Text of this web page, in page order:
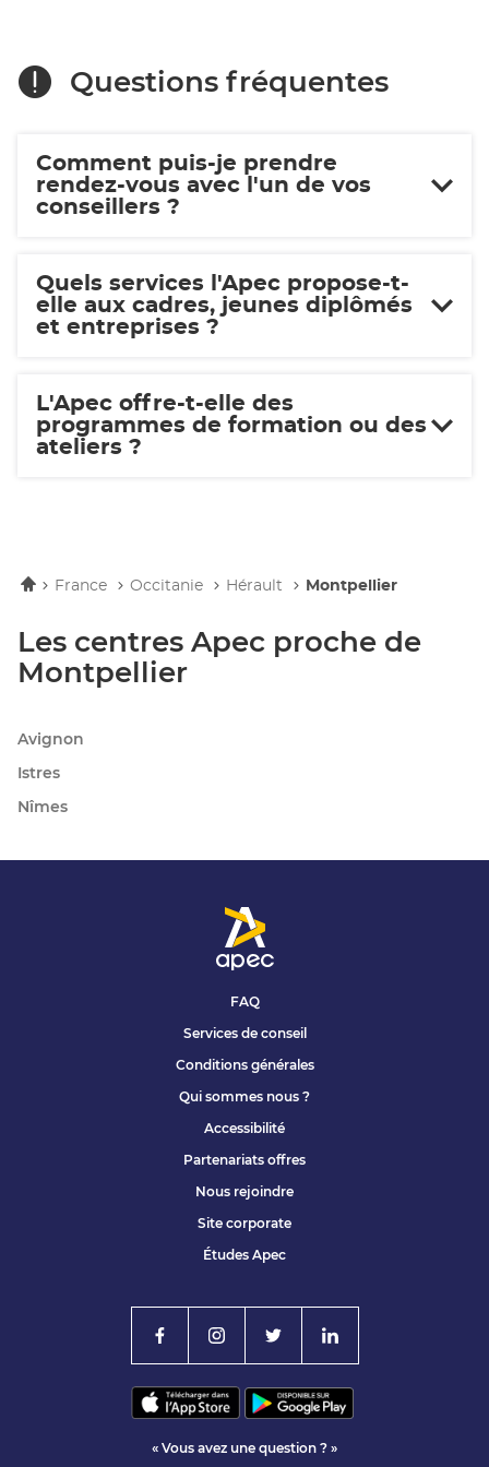
Questions fréquentes
Comment puis-je prendre
rendez-vous avec l'un de vos
conseillers ?
Quels services l'Apec propose-t-
elle aux cadres, jeunes diplômés
et entreprises ?
L'Apec offre-t-elle des
programmes de formation ou des
ateliers ?
AccueilFrance Occitanie Hérault Montpellier
Les centres Apec proche de
Montpellier
Avignon
Istres
Nîmes
FAQ
Services de conseil
Conditions générales
Qui sommes nous ?
Accessibilité
Partenariats offres
Nous rejoindre
Site corporate
Études Apec
« Vous avez une question ? »